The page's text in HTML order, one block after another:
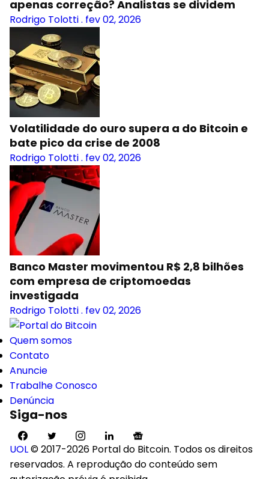
apenas correção? Analistas se dividem
Rodrigo Tolotti. fev 02, 2026
Volatilidade do ouro supera a do Bitcoin e
bate pico da crise de 2008
Rodrigo Tolotti. fev 02, 2026
Banco Master movimentou R$ 2,8 bilhões
com empresa de criptomoedas
investigada
Rodrigo Tolotti. fev 02, 2026
Quem somos
Contato
Anuncie
Trabalhe Conosco
Denúncia
Siga-nos
UOL© 2017-2026 Portal do Bitcoin. Todos os direitos
reservados. A reprodução do conteúdo sem